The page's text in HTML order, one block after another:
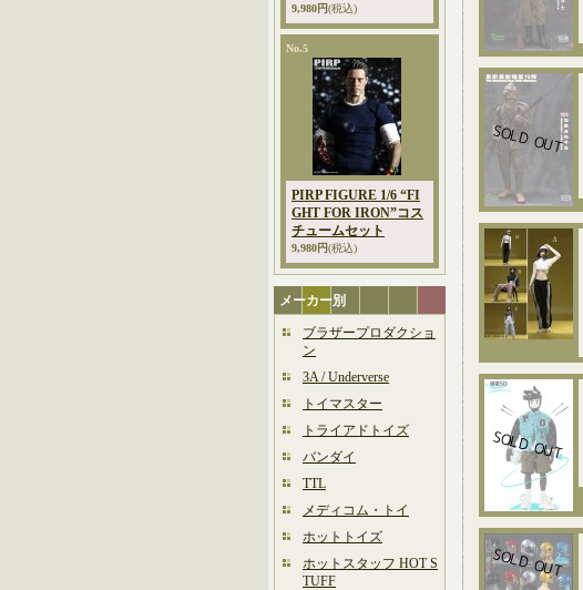
9,980円(税込)
No.5
PIRP FIGURE 1/6 “FI
GHT FOR IRON”コス
チュームセット
9,980円(税込)
メーカー別
ブラザープロダクショ
ン
3A / Underverse
トイマスター
トライアドトイズ
バンダイ
TTL
メディコム・トイ
ホットトイズ
ホットスタッフ HOT S
TUFF